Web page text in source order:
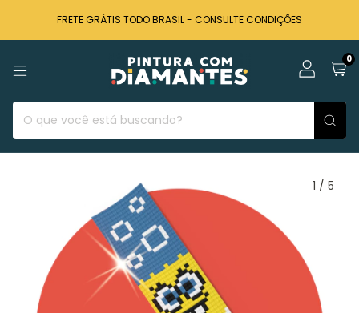
FRETE GRÁTIS TODO BRASIL - CONSULTE CONDIÇÕES
0
1 / 5